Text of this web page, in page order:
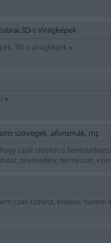
s Virágképek
3D-s virágképek »
»
szövegek, aforizmák, mp3,
saját oldalon is
szenvedély, természet,
csak színész, énekes,